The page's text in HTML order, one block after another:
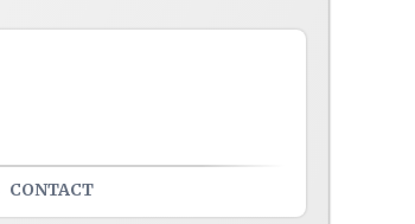
CONTACT